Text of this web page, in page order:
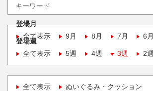
登場月
全て表示
9月 8月 7月 6月
登場週
全て表示
5週 4週 3週 2週
全て表示 ぬいぐるみ・クッション